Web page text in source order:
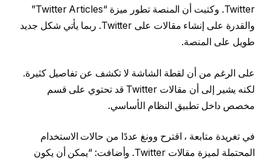
Twitter. وكتبت أن المنصة تطور ميزة “Twitter Articles”
والقدرة على إنشاء مقالات على Twitter. ربما يأتي شكل جديد
طويل على المنصة.
على الرغم من أن لقطة الشاشة لا تكشف عن تفاصيل كثيرة.
لكنه يشير إلى أن مقالات Twitter قد تحتوي على قسم
مخصص داخل تطبيق النظام الأساسي.
في تغريدة متابعة ، اقترح وونغ عددًا من حالات الاستخدام
المحتملة لميزة مقالات Twitter. وأضافت: “يمكن أن يكون